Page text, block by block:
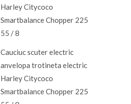
Cauciuc scuter electric
anvelopa trotineta electric
Harley Citycoco
Smartbalance Chopper 225
320,00 Ron.